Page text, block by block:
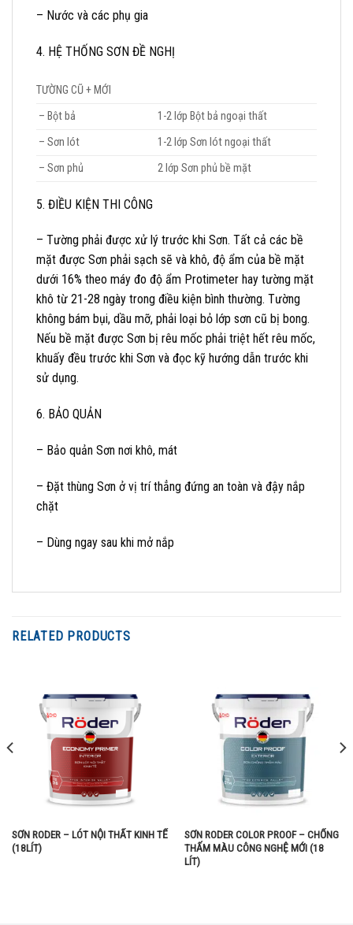
– Nước và các phụ gia
4. HỆ THỐNG SƠN ĐỀ NGHỊ
TƯỜNG CŨ + MỚI
– Bột bả
1-2 lớp Bột bả ngoại thất
– Sơn lót
1-2 lớp Sơn lót ngoại thất
– Sơn phủ
2 lớp Sơn phủ bề mặt
5. ĐIỀU KIỆN THI CÔNG
– Tường phải được xử lý trước khi Sơn. Tất cả các bề
mặt được Sơn phải sạch sẽ và khô, độ ẩm của bề mặt
dưới 16% theo máy đo độ ẩm Protimeter hay tường mặt
khô từ 21-28 ngày trong điều kiện bình thường. Tường
không bám bụi, dầu mỡ, phải loại bỏ lớp sơn cũ bị bong.
Nếu bề mặt được Sơn bị rêu mốc phải triệt hết rêu mốc,
khuấy đều trước khi Sơn và đọc kỹ hướng dẫn trước khi
sử dụng.
6. BẢO QUẢN
– Bảo quản Sơn nơi khô, mát
– Đặt thùng Sơn ở vị trí thẳng đứng an toàn và đậy nắp
chặt
– Dùng ngay sau khi mở nắp
RELATED PRODUCTS
SƠN RODER – LÓT NỘI THẤT KINH TẾ
(18LÍT)
SƠN RODER COLOR PROOF – CHỐNG
THẤM MÀU CÔNG NGHỆ MỚI (18
LÍT)